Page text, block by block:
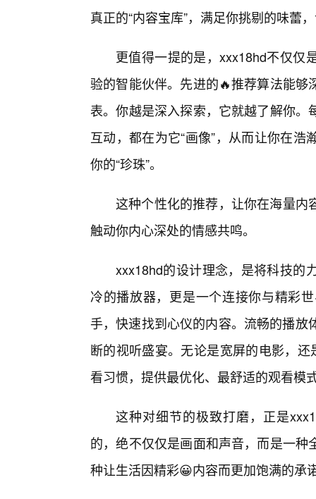
真正的“内容宝库”，满足你挑剔的味蕾
更值得一提的是，xxx18hd不仅仅
验的智能伙伴。先进的🔥推荐算法能
表。你越是深入探索，它就越了解你
互动，都在为它“画像”，从而让你在
你的“珍珠”。
这种个性化的推荐，让你在海量内
触动你内心深处的情感共鸣。
xxx18hd的设计理念，是将科技的
冷的播放器，更是一个连接你与精彩
手，快速找到心仪的内容。流畅的播
断的视听盛宴。无论是宽屏的电影，
看习惯，提供最优化、最舒适的观看模
这种对细节的极致打磨，正是
的，绝不仅仅是画面和声音，而是一
种让生活因精彩😀内容而更加饱满的承